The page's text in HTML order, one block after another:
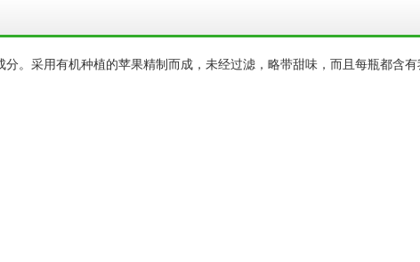
。采用有机种植的苹果精制而成，未经过滤，略带甜味，而且每瓶都含